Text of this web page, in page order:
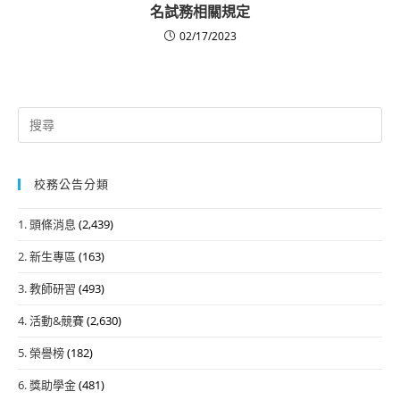
名試務相關規定
02/17/2023
Search
for:
校務公告分類
1. 頭條消息 (2,439)
2. 新生專區 (163)
3. 教師研習 (493)
4. 活動&競賽(2,630)
5. 榮譽榜(182)
6. 獎助學金(481)